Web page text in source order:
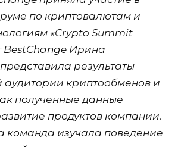
по криптовалютам и
«Crypto Summit
BestChange Ирина
результаты
аудитории криптообменов и
полученные данные
продуктов компании.
команда изучала поведение